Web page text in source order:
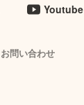
Youtube
お問い合わせ